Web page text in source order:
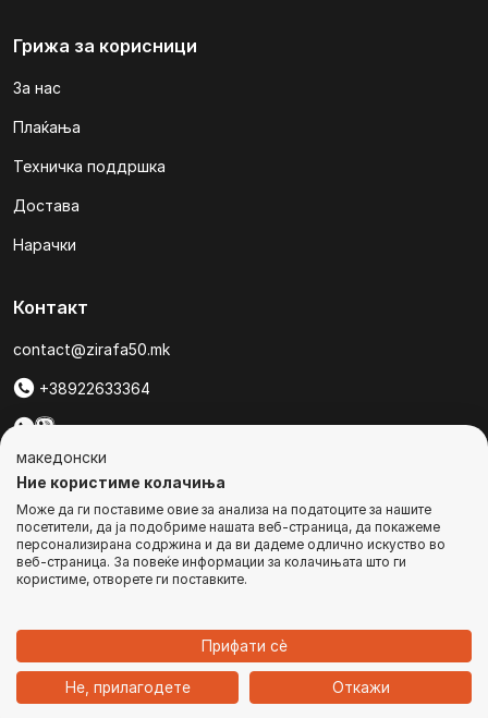
Дома Категории Најавете се
Грижа за корисници
За нас
Плаќања
Техничка поддршка
Достава
Нарачки
Контакт
contact@zirafa50.mk
+38922633364
b2b@zirafa50.mk
Jадранска Магистрала 86, Skopje, North Macedonia
© Сите права се задржани
македонски
Ние користиме колачиња
Може да ги поставиме овие за анализа на податоците за нашите
посетители, да ја подобриме нашата веб-страница, да покажеме
персонализирана содржина и да ви дадеме одлично искуство во
веб-страница. За повеќе информации за колачињата што ги
користиме, отворете ги поставките.
Прифати сѐ
Не, прилагодете Откажи